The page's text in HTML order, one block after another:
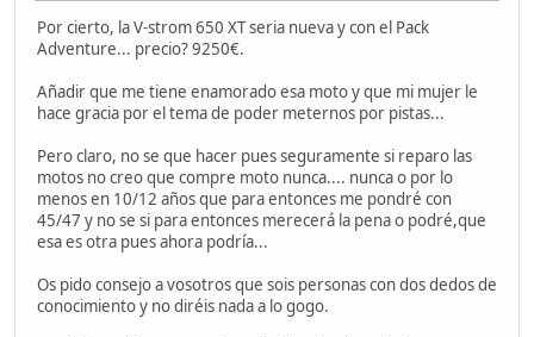
Por cierto, la V-strom 650 XT seria nueva y con el Pack
Adventure... precio? 9250€.
Añadir que me tiene enamorado esa moto y que mi mujer le
hace gracia por el tema de poder meternos por pistas...
Pero claro, no se que hacer pues seguramente si reparo las
motos no creo que compre moto nunca.... nunca o por lo
menos en 10/12 años que para entonces me pondré con
45/47 y no se si para entonces merecerá la pena o podré,que
esa es otra pues ahora podría...
Os pido consejo a vosotros que sois personas con dos dedos de
conocimiento y no diréis nada a lo gogo.